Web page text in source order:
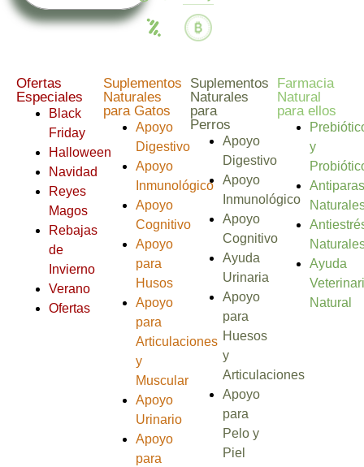
Ofertas
Especiales
Black
Friday
Halloween
Navidad
Reyes
Magos
Rebajas
de
Invierno
Verano
Ofertas
Suplementos
Naturales
para Gatos
Apoyo
Digestivo
Apoyo
Inmunológico
Apoyo
Cognitivo
Apoyo
para
Husos
Apoyo
para
Articulaciones
y
Muscular
Apoyo
Urinario
Apoyo
para
Suplementos
Naturales
para
Perros
Apoyo
Digestivo
Apoyo
Inmunológico
Apoyo
Cognitivo
Ayuda
Urinaria
Apoyo
para
Huesos
y
Articulaciones
Apoyo
para
Pelo y
Piel
Farmacia
Natural
para ellos
y
Ayuda
Natural